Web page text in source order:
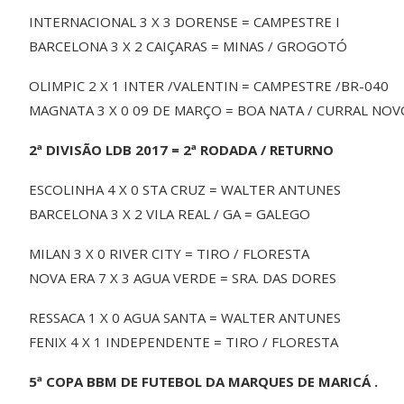
INTERNACIONAL 3 X 3 DORENSE = CAMPESTRE I
BARCELONA 3 X 2 CAIÇARAS = MINAS / GROGOTÓ
OLIMPIC 2 X 1 INTER /VALENTIN = CAMPESTRE /BR-040
MAGNATA 3 X 0 09 DE MARÇO = BOA NATA / CURRAL
2ª DIVISÃO LDB 2017 = 2ª RODADA / RETURNO
ESCOLINHA 4 X 0 STA CRUZ = WALTER ANTUNES
BARCELONA 3 X 2 VILA REAL / GA = GALEGO
MILAN 3 X 0 RIVER CITY = TIRO / FLORESTA
NOVA ERA 7 X 3 AGUA VERDE = SRA. DAS DORES
RESSACA 1 X 0 AGUA SANTA = WALTER ANTUNES
FENIX 4 X 1 INDEPENDENTE = TIRO / FLORESTA
5ª COPA BBM DE FUTEBOL DA MARQUES DE MARICÁ .